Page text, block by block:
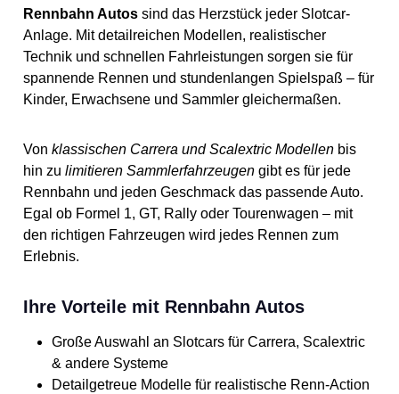
Nein Altersempfehlung: Ab 8
Nein Maßstab: 1:32 Achtung!
Nicht für Kinder unter 3
Kleinteile verschluckt
werden können.
Erstickungsgefahr!
Material: Kunststoff
Produktanzahl: 1 Maße: 20.5
x 10 x 13 cm Gewicht: 167 g
Herstellernummer:
20027794 Auslaufartikel:
Nein Altersempfehlung: Ab 8
Jahren Batterien notwendig:
Jahren geeignet, da
Kleinteile verschluckt
werden können.
Erstickungsgefahr!
Geeignetes Alter: Ab 8 Jahre
Rennfans. Ikonisches
Jägermeister-Orange – ein
echter Hingucker auf der
Front- und Rücklichter für
realistische Rennszenen
noch mehr Funktionen
Komplett ausgestattet:
Ersatzschleifer für
langanhaltenden Spielspaß
Carrera Modellnummer:
20027795 Hersteller:
Kunststoff Produktanzahl: 1
Maße: 20.5 x 10 x 13 cm
Herstellernummer:
Nein Altersempfehlung: Ab 8
Jahren Batterien notwendig:
Rennbahn Autos sind das Herzstück jeder Slotcar-
Anlage. Mit detailreichen Modellen, realistischer
Technik und schnellen Fahrleistungen sorgen sie für
spannende Rennen und stundenlangen Spielspaß – für
Kinder, Erwachsene und Sammler gleichermaßen.
Von klassischen Carrera und Scalextric Modellen bis
hin zu limitieren Sammlerfahrzeugen gibt es für jede
Rennbahn und jeden Geschmack das passende Auto.
Egal ob Formel 1, GT, Rally oder Tourenwagen – mit
den richtigen Fahrzeugen wird jedes Rennen zum
Erlebnis.
Ihre Vorteile mit Rennbahn Autos
Große Auswahl an Slotcars für Carrera, Scalextric
& andere Systeme
Detailgetreue Modelle für realistische Renn-Action